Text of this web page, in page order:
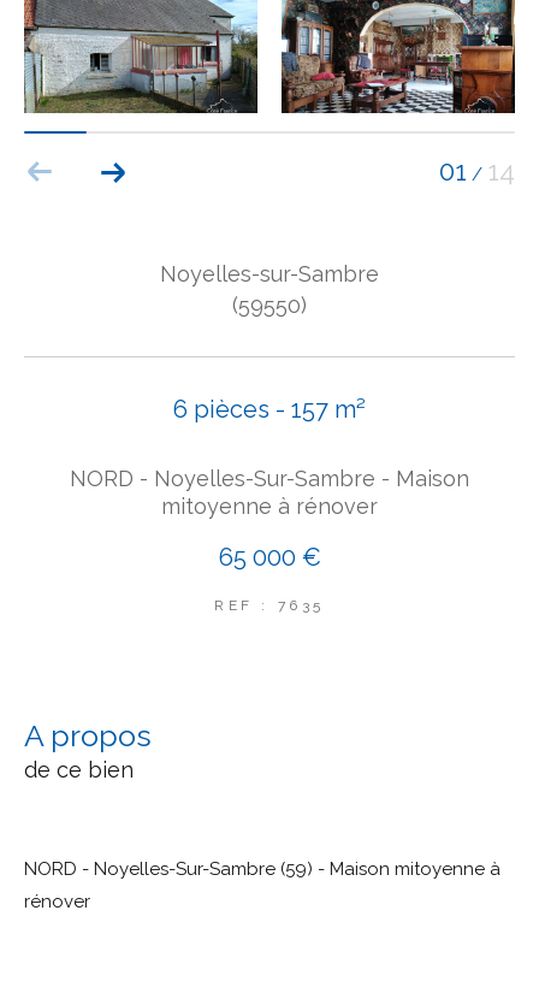
01 / 14
Noyelles-sur-Sambre
(59550)
6 pièces - 157 m²
NORD - Noyelles-Sur-Sambre - Maison
mitoyenne à rénover
65 000 €
REF : 7635
a propos
de ce bien
NORD - Noyelles-Sur-Sambre (59) - Maison mitoyenne à
rénover
AFFINER LES CRITÈRES
TERRASSE PARKING PISCINE